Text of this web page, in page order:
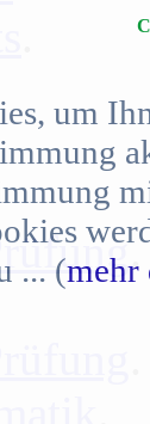
.
um
... (mehr